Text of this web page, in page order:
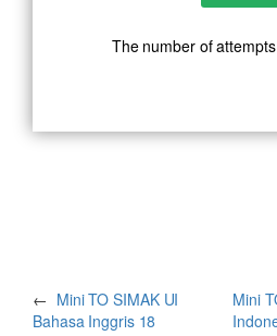
The number of
← Mini TO SIMAK UI
Bahasa Inggris 18
Mini